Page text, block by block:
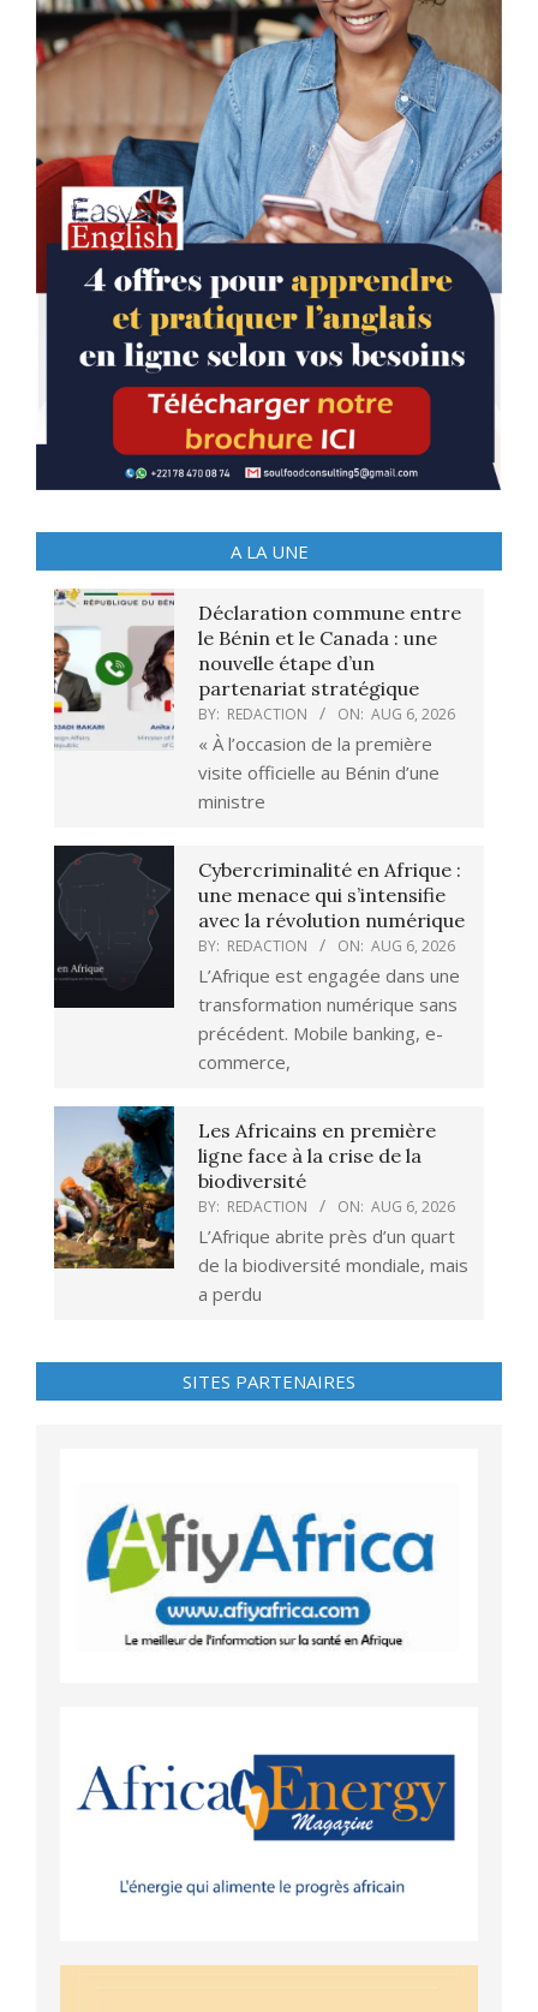
A LA UNE
Déclaration commune entre
le Bénin et le Canada : une
nouvelle étape d’un
partenariat stratégique
BY: REDACTION ON: AUG 6, 2026
« À l’occasion de la première
visite officielle au Bénin d’une
ministre
Cybercriminalité en Afrique :
une menace qui s’intensifie
avec la révolution numérique
BY: REDACTION ON: AUG 6, 2026
L’Afrique est engagée dans une
transformation numérique sans
précédent. Mobile banking, e-
commerce,
Les Africains en première
ligne face à la crise de la
biodiversité
BY: REDACTION ON: AUG 6, 2026
L’Afrique abrite près d’un quart
de la biodiversité mondiale, mais
a perdu
SITES PARTENAIRES